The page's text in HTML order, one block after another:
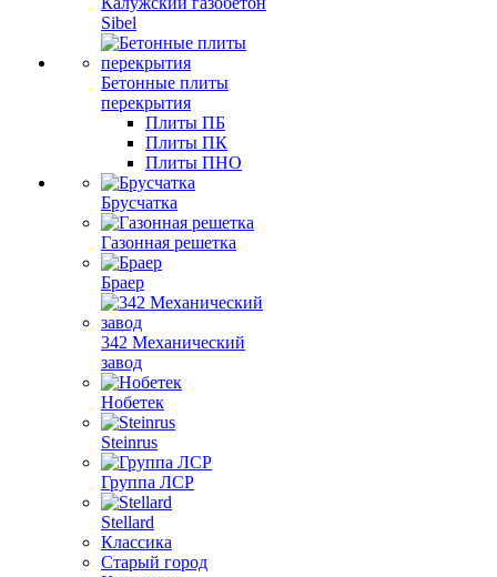
Sibel
Бетонные плиты
перекрытия
Плиты ПБ
Плиты ПК
Плиты ПНО
Брусчатка
Газонная решетка
Браер
342 Механический
завод
Нобетек
Steinrus
Группа ЛСР
Stellard
Классика
Старый город